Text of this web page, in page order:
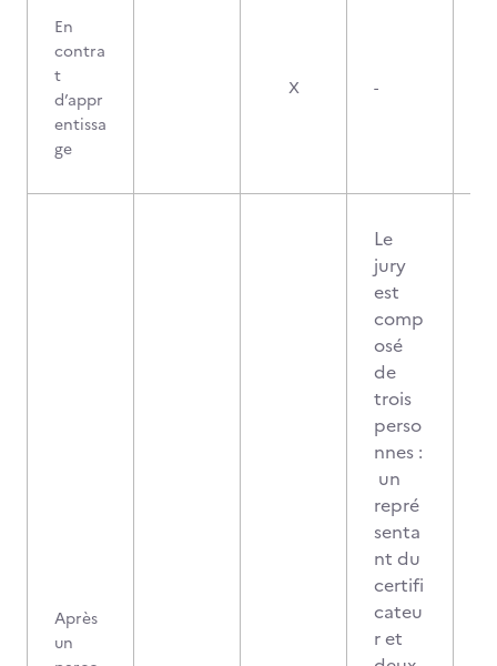
En
contra
t
d’appr
entissa
ge
X -
Après
un
Le
jury
est
comp
osé
de
trois
perso
nnes :
un
repré
senta
nt du
certifi
cateu
r et